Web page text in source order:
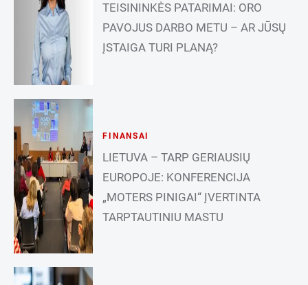
TEISININKĖS PATARIMAI: ORO
PAVOJUS DARBO METU – AR JŪSŲ
ĮSTAIGA TURI PLANĄ?
FINANSAI
LIETUVA – TARP GERIAUSIŲ
EUROPOJE: KONFERENCIJA
„MOTERS PINIGAI“ ĮVERTINTA
TARPTAUTINIU MASTU